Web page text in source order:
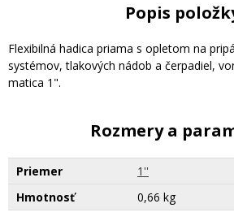
Popis
Flexibilná hadica priama s opletom na
systémov, tlakových nádob a čerpadiel,
matica 1".
Rozmery a
Priemer
1''
Hmotnosť
0,66 kg